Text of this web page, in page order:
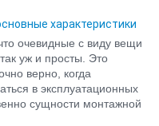
характеристики
очевидные с виду вещи
уж и просты. Это
верно, когда
в эксплуатационных
сущности монтажной